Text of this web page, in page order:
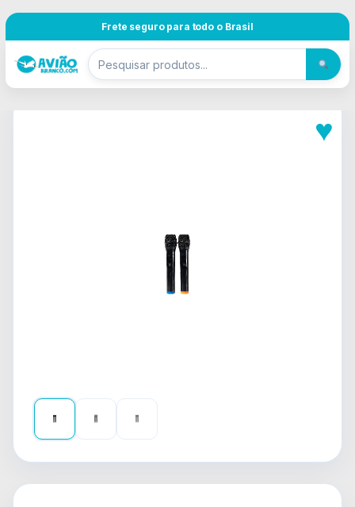
Frete seguro para todo o Brasil
♥